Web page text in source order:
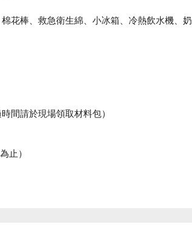
花棒、救急衛生綿、小冰箱、冷熱飲水機、奶
間請於現場領取材料包）
止）